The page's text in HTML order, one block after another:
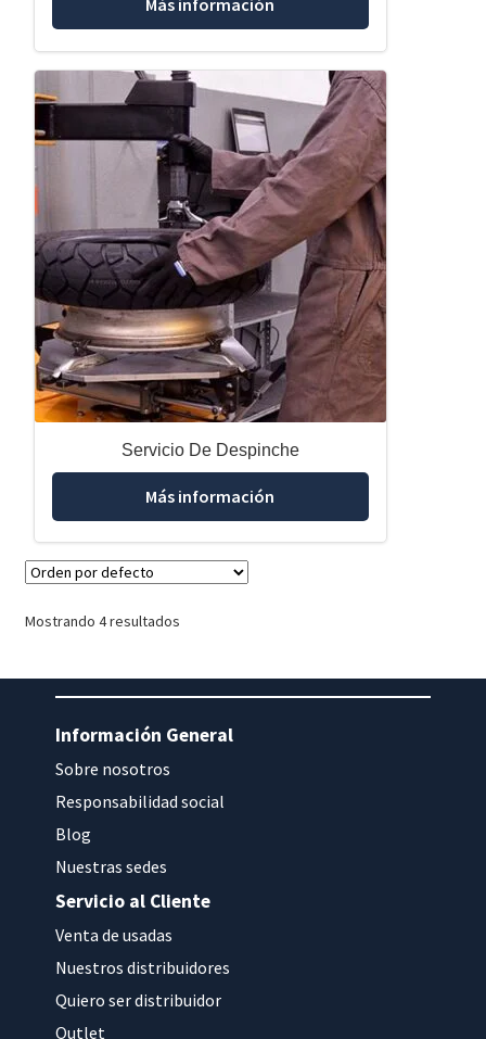
Más información
Servicio De Despinche
Más información
Mostrando 4 resultados
Información General
Sobre nosotros
Responsabilidad social
Blog
Nuestras sedes
Servicio al Cliente
Venta de usadas
Nuestros distribuidores
Quiero ser distribuidor
Outlet